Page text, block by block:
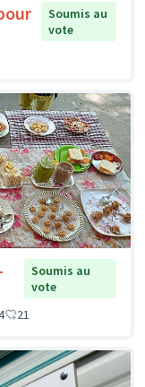
Soumis au
vote
Soumis au
vote
21